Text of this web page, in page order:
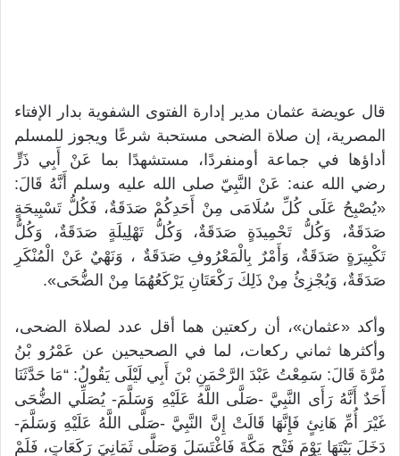
قال عويضة عثمان مدير إدارة الفتوى الشفوية بدار الإفتاء
المصرية، إن صلاة الضحى مستحبة شرعًا ويجوز للمسلم
أداؤها في جماعة أومنفردًا، مستشهدًا بما عَنْ أَبِي ذَرٍّ
رضي الله عنه: عَنْ النَّبِيّ صلى الله عليه وسلم أَنَّهُ قَالَ:
«يُصْبِحُ عَلَى كُلِّ سُلَامَى مِنْ أَحَدِكُمْ صَدَقَةٌ، فَكُلُّ تَسْبِيحَةٍ
صَدَقَةٌ، وَكُلُّ تَحْمِيدَةٍ صَدَقَةٌ، وَكُلُّ تَهْلِيلَةٍ صَدَقَةٌ، وَكُلُّ
تَكْبِيرَةٍ صَدَقَةٌ، وَأَمْرٌ بِالْمَعْرُوفِ صَدَقَةٌ ، وَنَهْيٌ عَنْ الْمُنْكَرِ
صَدَقَةٌ، وَيُجْزِئُ مِنْ ذَلِكَ رَكْعَتَانِ يَرْكَعُهُمَا مِنْ الضُّحَى».
وأكد «عثمان»، أن ركعتين هما أقل عدد لصلاة الضحى،
وأكثرها ثماني ركعات، لما في الصحيحين عن عَمْرُو بْنُ
مُرَّةَ قَالَ: سَمِعْتُ عَبْدَ الرَّحْمَنِ بْنَ أَبِي لَيْلَى يَقُولُ: “مَا حَدَّثَنَا
أَحَدٌ أَنَّهُ رَأَى النَّبِيَّ -صَلَّى اللَّهُ عَلَيْهِ وَسَلَّمَ- يُصَلِّي الضُّحَى
غَيْرَ أُمِّ هَانِئٍ فَإِنَّهَا قَالَتْ إِنَّ النَّبِيَّ -صَلَّى اللَّهُ عَلَيْهِ وَسَلَّمَ-
دَخَلَ بَيْتَهَا يَوْمَ فَتْحِ مَكَّةَ فَاغْتَسَلَ وَصَلَّى ثَمَانِيَ رَكَعَاتٍ، فَلَمْ